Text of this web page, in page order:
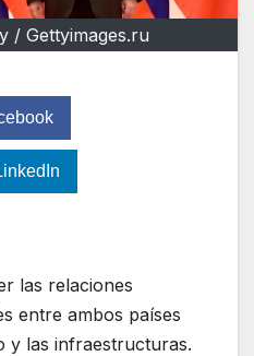
/ Gettyimages.ru
las relaciones
entre ambos países
y las infraestructuras.